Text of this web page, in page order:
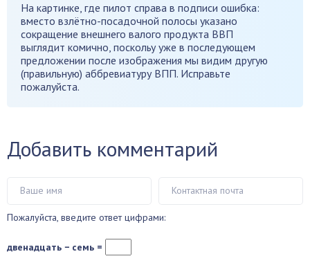
На картинке, где пилот справа в подписи ошибка:
вместо взлётно-посадочной полосы указано
сокращение внешнего валого продукта ВВП
выглядит комично, поскольу уже в последующем
предложении после изображения мы видим другую
(правильную) аббревиатуру ВПП. Исправьте
пожалуйста.
Добавить комментарий
Пожалуйста, введите ответ цифрами:
двенадцать − семь =